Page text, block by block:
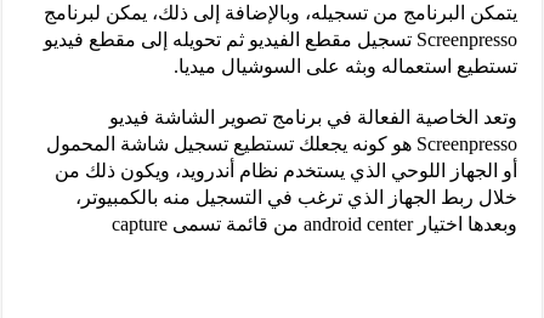
يتمكن البرنامج من تسجيله، وبالإضافة إلى ذلك، يمكن لبرنامج
Screenpresso تسجيل مقطع الفيديو ثم تحويله إلى مقطع فيديو
تستطيع استعماله وبثه على السوشيال ميديا.
وتعد الخاصية الفعالة في برنامج تصوير الشاشة فيديو
Screenpresso هو كونه يجعلك تستطيع تسجيل شاشة المحمول
أو الجهاز اللوحي الذي يستخدم نظام أندرويد، ويكون ذلك من
خلال ربط الجهاز الذي ترغب في التسجيل منه بالكمبيوتر،
وبعدها اختيار android center من قائمة تسمى capture